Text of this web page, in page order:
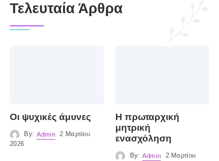
Τελευταία Άρθρα
Οι ψυχικές άμυνες
By: Admin
2 Μαρτίου
2026
Η πρωταρχική
μητρική
ενασχόληση
By: Admin
2 Μαρτίου